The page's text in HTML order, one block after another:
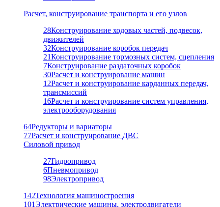
Расчет, конструирование транспорта и его узлов
28Конструирование ходовых частей, подвесок,
движителей
32Конструирование коробок передач
21Конструирование тормозных систем, сцепления
7Конструирование раздаточных коробок
30Расчет и конструирование машин
12Расчет и конструирование карданных передач,
трансмиссий
16Расчет и конструирование систем управления,
электрооборудования
64Редукторы и вариаторы
77Расчет и конструирование ДВС
Силовой привод
27Гидропривод
6Пневмопривод
98Электропривод
142Технология машиностроения
101Электрические машины, электродвигатели